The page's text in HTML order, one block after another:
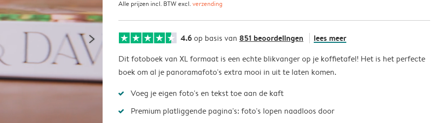
Alle prijzen incl. BTW excl.verzending
4.6op basis van 851 beoordelingen lees meer
Dit fotoboek van XL formaat is een echte blikvanger op je koffietafel! Het is het perfecte
boek om al je panoramafoto's extra mooi in uit te laten komen.
Voeg je eigen foto's en tekst toe aan de kaft
Premium platliggende pagina's: foto's lopen naadloos door